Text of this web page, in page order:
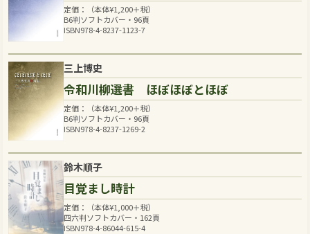
定価：（本体¥1,200＋税）
B6判ソフトカバー・96頁
ISBN978-4-8237-1123-7
三上博史
令和川柳選書 ほぼほぼとほぼ
定価：（本体¥1,200＋税）
B6判ソフトカバー・96頁
ISBN978-4-8237-1269-2
鈴木順子
目覚まし時計
定価：（本体¥1,000＋税）
四六判ソフトカバー・162頁
ISBN978-4-86044-615-4